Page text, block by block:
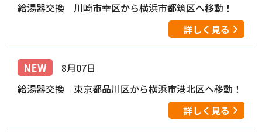
給湯器交換 川崎市幸区から横浜市都筑区へ移動！
詳しく見る
NEW
8月07日
給湯器交換 東京都品川区から横浜市港北区へ移動！
詳しく見る